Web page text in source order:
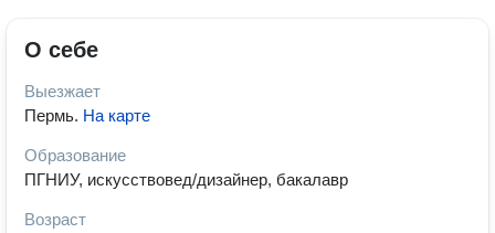
О себе
Выезжает
Пермь. На карте
Образование
ПГНИУ, искусствовед/дизайнер, бакалавр
Возраст